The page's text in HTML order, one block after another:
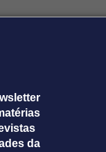
da
Weekend